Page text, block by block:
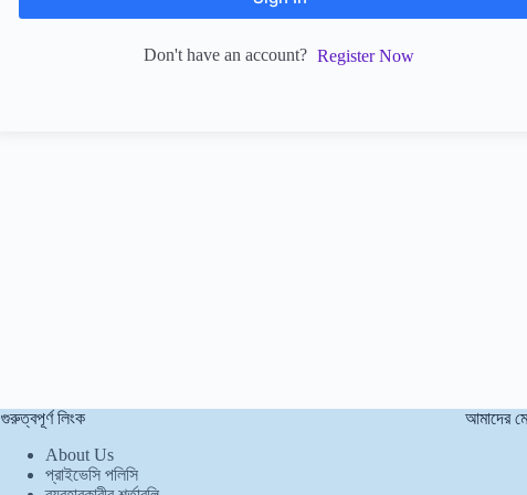
Don't have an account? Register Now
গুরুত্বপূর্ণ লিংক
About Us
প্রাইভেসি পলিসি
আমাদের